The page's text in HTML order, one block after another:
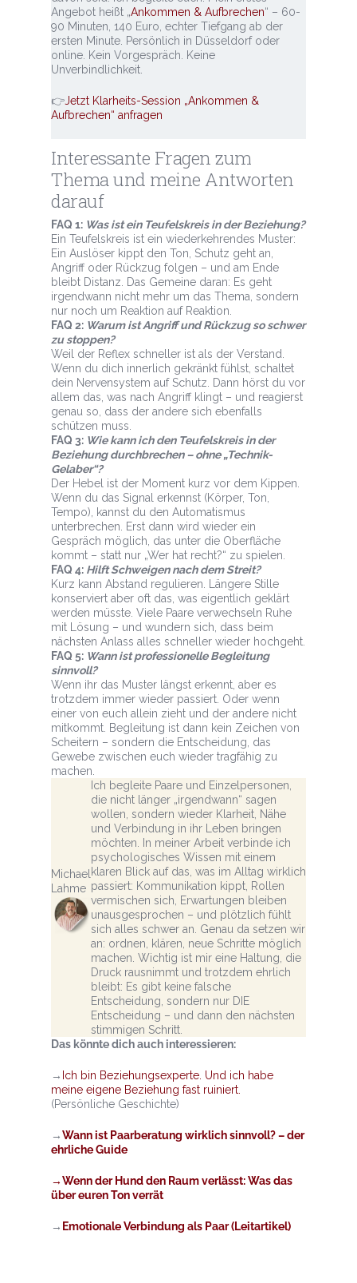
Angebot heißt „Ankommen & Aufbrechen“ – 60-
90 Minuten, 140 Euro, echter Tiefgang ab der
ersten Minute. Persönlich in Düsseldorf oder
online. Kein Vorgespräch. Keine
Unverbindlichkeit.
👉Jetzt Klarheits-Session „Ankommen &
Aufbrechen“ anfragen
Interessante Fragen zum
Thema und meine Antworten
darauf
FAQ 1: Was ist ein Teufelskreis in der Beziehung?
Ein Teufelskreis ist ein wiederkehrendes Muster:
Ein Auslöser kippt den Ton, Schutz geht an,
Angriff oder Rückzug folgen – und am Ende
bleibt Distanz. Das Gemeine daran: Es geht
irgendwann nicht mehr um das Thema, sondern
nur noch um Reaktion auf Reaktion.
FAQ 2: Warum ist Angriff und Rückzug so schwer
zu stoppen?
Weil der Reflex schneller ist als der Verstand.
Wenn du dich innerlich gekränkt fühlst, schaltet
dein Nervensystem auf Schutz. Dann hörst du vor
allem das, was nach Angriff klingt – und reagierst
genau so, dass der andere sich ebenfalls
schützen muss.
FAQ 3: Wie kann ich den Teufelskreis in der
Beziehung durchbrechen – ohne „Technik-
Gelaber“?
Der Hebel ist der Moment kurz vor dem Kippen.
Wenn du das Signal erkennst (Körper, Ton,
Tempo), kannst du den Automatismus
unterbrechen. Erst dann wird wieder ein
Gespräch möglich, das unter die Oberfläche
kommt – statt nur „Wer hat recht?“ zu spielen.
FAQ 4: Hilft Schweigen nach dem Streit?
Kurz kann Abstand regulieren. Längere Stille
konserviert aber oft das, was eigentlich geklärt
werden müsste. Viele Paare verwechseln Ruhe
mit Lösung – und wundern sich, dass beim
nächsten Anlass alles schneller wieder hochgeht.
FAQ 5: Wann ist professionelle Begleitung
sinnvoll?
Wenn ihr das Muster längst erkennt, aber es
trotzdem immer wieder passiert. Oder wenn
einer von euch allein zieht und der andere nicht
mitkommt. Begleitung ist dann kein Zeichen von
Scheitern – sondern die Entscheidung, das
Gewebe zwischen euch wieder tragfähig zu
machen.
Michael
Lahme
Ich begleite Paare und Einzelpersonen,
die nicht länger „irgendwann“ sagen
wollen, sondern wieder Klarheit, Nähe
und Verbindung in ihr Leben bringen
möchten. In meiner Arbeit verbinde ich
psychologisches Wissen mit einem
klaren Blick auf das, was im Alltag wirklich
passiert: Kommunikation kippt, Rollen
vermischen sich, Erwartungen bleiben
unausgesprochen – und plötzlich fühlt
sich alles schwer an. Genau da setzen wir
an: ordnen, klären, neue Schritte möglich
machen. Wichtig ist mir eine Haltung, die
Druck rausnimmt und trotzdem ehrlich
bleibt: Es gibt keine falsche
Entscheidung, sondern nur DIE
Entscheidung – und dann den nächsten
stimmigen Schritt.
Das könnte dich auch interessieren:
→ Ich bin Beziehungsexperte. Und ich habe
meine eigene Beziehung fast ruiniert.
(Persönliche Geschichte)
→Wann ist Paarberatung wirklich sinnvoll? – der
ehrliche Guide
→Wenn der Hund den Raum verlässt: Was das
über euren Ton verrät
→ Emotionale Verbindung als Paar (Leitartikel)